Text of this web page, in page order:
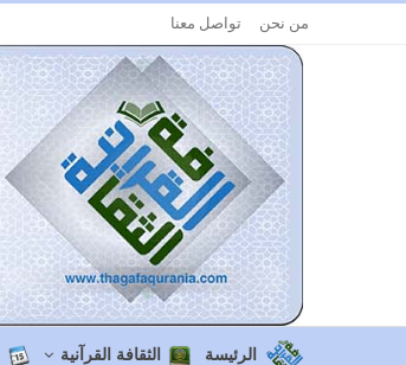
من نحن تواصل معنا
الرئيسة الثقافة القرآنية